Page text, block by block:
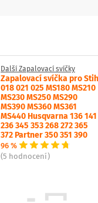
Další Zapalovací svíčky
Zapalovací svíčka pro
018 021 025 MS180 MS210
MS230 MS250 MS290
MS390 MS360 MS361
MS440 Husqvarna 136 141
236 345 353 268 272 365
372 Partner 350 351 390
96 %
(5 hodnocení)